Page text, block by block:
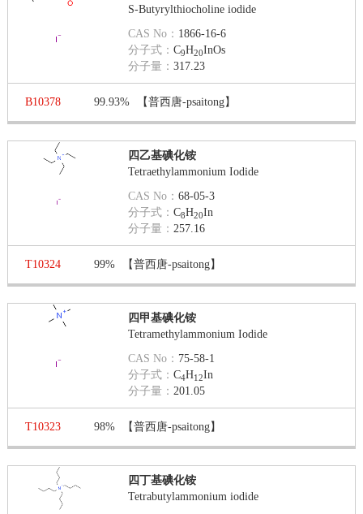
S-Butyrylthiocholine iodide
CAS No： 1866-16-6
分子式：C9H20InOs
分子量：317.23
B10378 99.93% 【普西唐-psaitong】
四乙基碘化铵
Tetraethylammonium Iodide
CAS No：68-05-3
分子式：C8H20In
分子量：257.16
T10324 99% 【普西唐-psaitong】
四甲基碘化铵
Tetramethylammonium Iodide
CAS No： 75-58-1
分子式：C4H12In
分子量：201.05
T10323 98% 【普西唐-psaitong】
四丁基碘化铵
Tetrabutylammonium iodide